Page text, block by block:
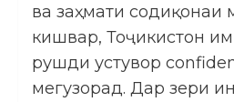
ва заҳмати содиқонаи
кишвар, Тоҷикистон
рушди устувор
мегузорад. Дар зери